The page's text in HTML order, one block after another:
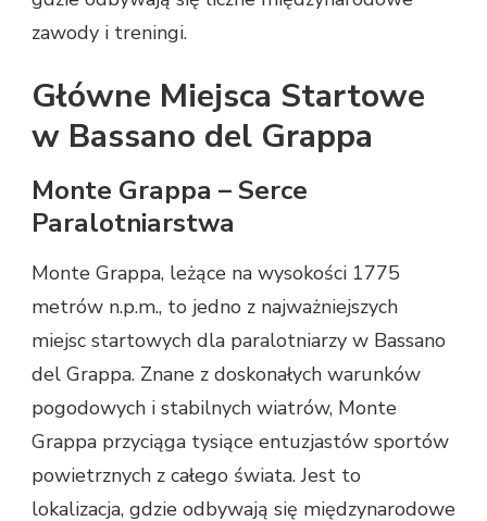
zawody i treningi.
Główne Miejsca Startowe
w Bassano del Grappa
Monte Grappa – Serce
Paralotniarstwa
Monte Grappa, leżące na wysokości 1775
metrów n.p.m., to jedno z najważniejszych
miejsc startowych dla paralotniarzy w Bassano
del Grappa. Znane z doskonałych warunków
pogodowych i stabilnych wiatrów, Monte
Grappa przyciąga tysiące entuzjastów sportów
powietrznych z całego świata. Jest to
lokalizacja, gdzie odbywają się międzynarodowe